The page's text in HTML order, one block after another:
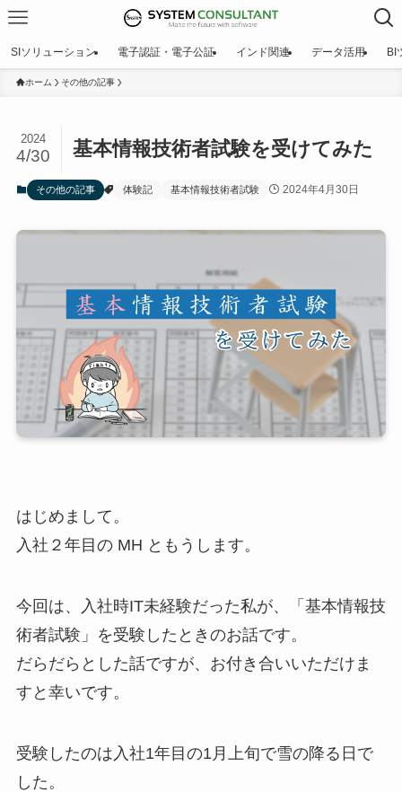
SIソリューション 電子認証・電子公証 インド関連 データ活用 BI
ホーム その他の記事
基本情報技術者試験を受けてみた
2024
4/30
その他の記事 体験記 基本情報技術者試験 2024年4月30日
はじめまして。
入社２年目の MH ともうします。
今回は、入社時IT未経験だった私が、「基本情報技
術者試験」を受験したときのお話です。
だらだらとした話ですが、お付き合いいただけま
すと幸いです。
受験したのは入社1年目の1月上旬で雪の降る日で
した。